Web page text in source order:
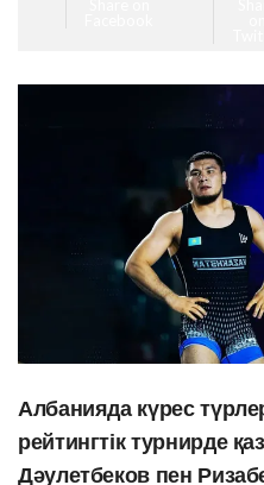
Албанияда күрес
рейтингтік турнирде
Дәулетбеков пен